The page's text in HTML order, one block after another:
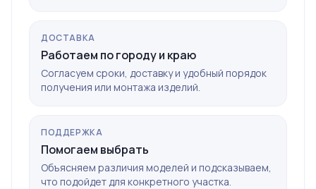
ДОСТАВКА
Работаем по городу и краю
Согласуем сроки, доставку и удобный порядок
получения или монтажа изделий.
ПОДДЕРЖКА
Помогаем выбрать
Объясняем различия моделей и подсказываем,
что подойдет для конкретного участка.